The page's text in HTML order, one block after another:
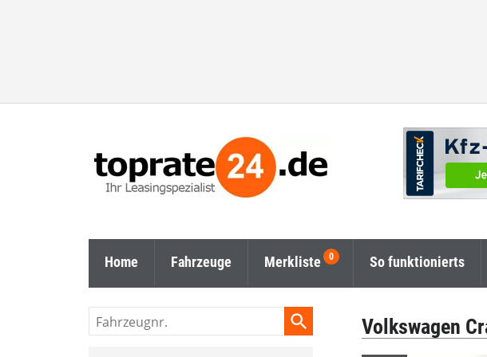
Home Fahrzeuge Merkliste So funktionierts
Volkswagen
Fahrzeugnr.